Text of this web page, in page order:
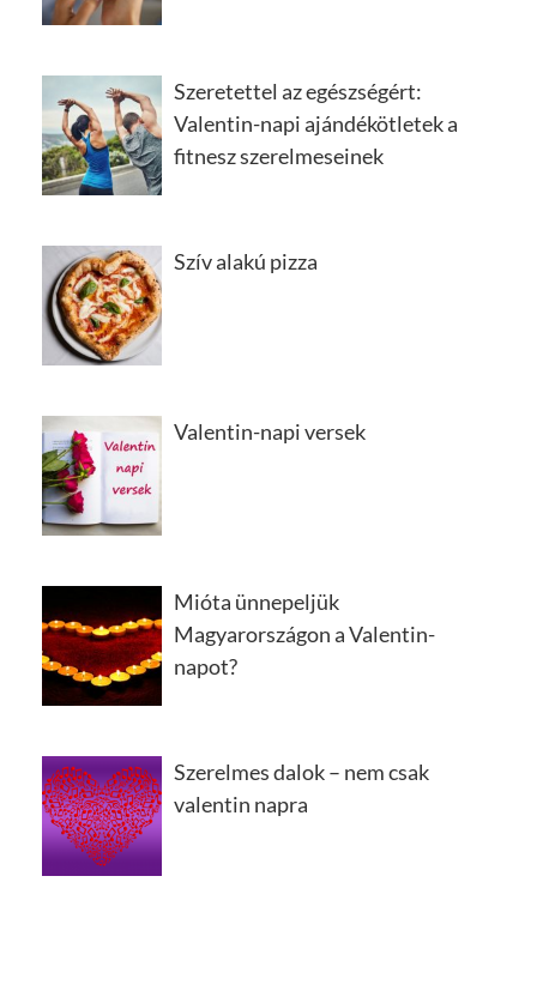
Szeretettel az egészségért:
Valentin-napi ajándékötletek a
fitnesz szerelmeseinek
Szív alakú pizza
Valentin-napi versek
Mióta ünnepeljük
Magyarországon a Valentin-
napot?
Szerelmes dalok – nem csak
valentin napra